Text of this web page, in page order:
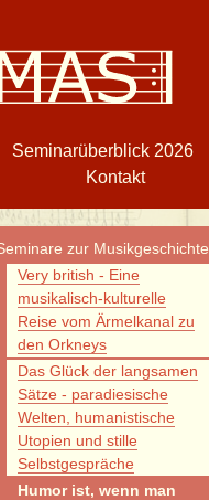
Seminarüberblick 2026
Kontakt
zur Musikgeschichte
Very british - Eine
musikalisch-kulturelle
Reise vom Ärmelkanal zu
den Orkneys
Das Glück der langsamen
Sätze - paradiesische
Welten, humanistische
Utopien und stille
Selbstgespräche
Humor ist, wenn man